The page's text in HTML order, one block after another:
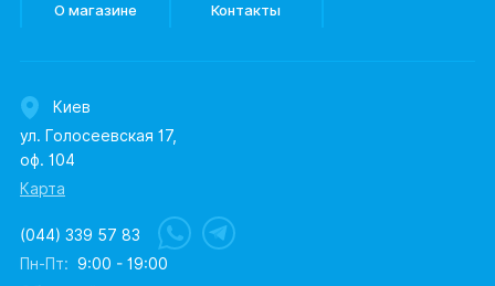
О магазине Контакты
Киев
ул. Голосеевская 17,
оф. 104
Карта
(044) 339 57 83
Пн-Пт: 9:00 - 19:00